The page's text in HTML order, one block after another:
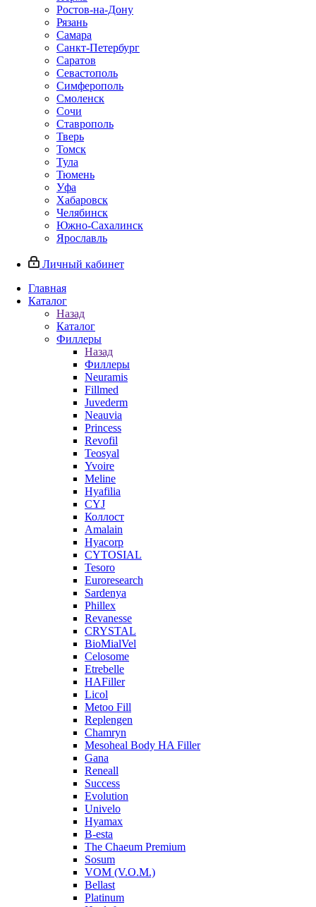
Ростов-на-Дону
Рязань
Самара
Санкт-Петербург
Саратов
Севастополь
Симферополь
Смоленск
Сочи
Ставрополь
Тверь
Томск
Тула
Тюмень
Уфа
Хабаровск
Челябинск
Южно-Сахалинск
Ярославль
Личный кабинет
Главная
Каталог
Назад
Каталог
Филлеры
Назад
Филлеры
Neuramis
Fillmed
Juvederm
Neauvia
Princess
Revofil
Teosyal
Yvoire
Meline
Hyafilia
CYJ
Коллост
Amalain
Hyacorp
CYTOSIAL
Tesoro
Euroresearch
Sardenya
Phillex
Revanesse
CRYSTAL
BioMialVel
Celosome
Etrebelle
HAFiller
Licol
Metoo Fill
Replengen
Chamryn
Mesoheal Body HA Filler
Gana
Reneall
Success
Evolution
Univelo
Hyamax
B-esta
The Chaeum Premium
Sosum
VOM (V.O.M.)
Bellast
Platinum